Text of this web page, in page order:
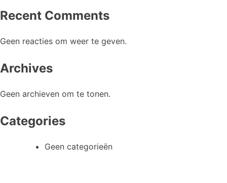
Recent Comments
Geen reacties om weer te geven.
Archives
Geen archieven om te tonen.
Categories
Geen categorieën